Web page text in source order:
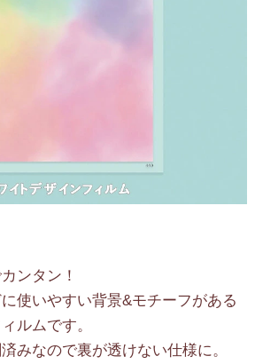
ンタン！
使いやすい背景&モチーフがある
ルムです。
みなので裏が透けない仕様に。